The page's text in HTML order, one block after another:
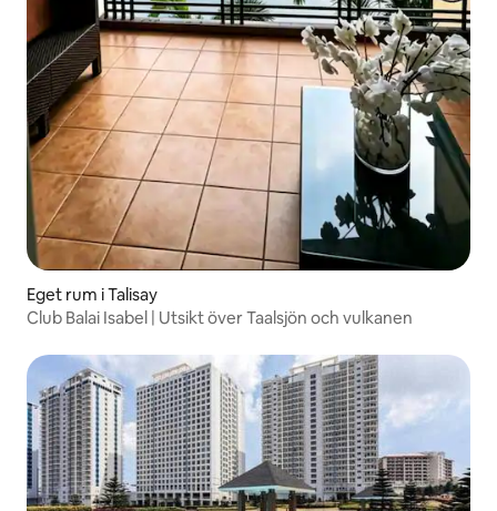
Eget rum i Talisay
Club Balai Isabel | Utsikt över Taalsjön och vulkanen